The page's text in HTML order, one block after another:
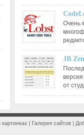
Очень
JB
от
| Галерея сайтов |